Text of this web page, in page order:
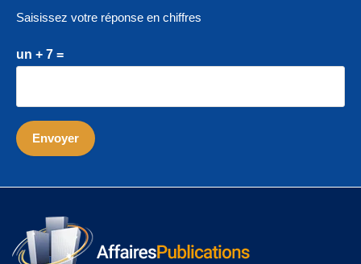
Saisissez votre réponse en chiffres
un + 7 =